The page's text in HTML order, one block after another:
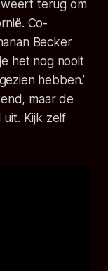
terug om
Co-
Becker
het nog nooit
hebben.’
maar de
Kijk zelf